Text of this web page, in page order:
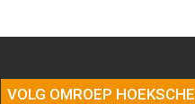
VOLG OMROEP HOEKSCHE